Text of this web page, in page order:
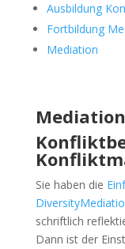
Ausbildung
Fortbildung
Mediation
Sie haben die
schriftlich
Dann ist der